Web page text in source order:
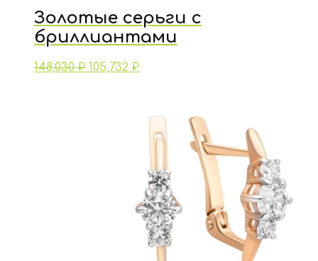
Золотые серьги с
бриллиантами
148,030₽ 105,732 ₽